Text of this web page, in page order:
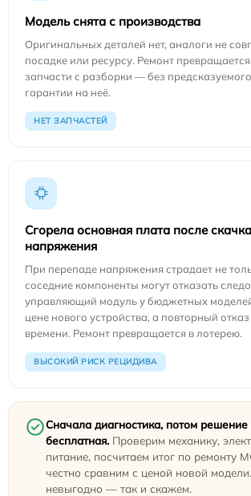
Модель снята с производства
Оригинальных деталей нет, аналоги не
посадке или ресурсу. Ремонт
запчасти с разборки — без
гарантии на неё.
НЕТ ЗАПЧАСТЕЙ
Сгорела основная плата после скачка
напряжения
При перепаде напряжения страдает не
соседние компоненты могут отказать
управляющий модуль у бюджетных
цене нового устройства, а повторный
времени. Ремонт превращается в лотерею.
ВЫСОКИЙ РИСК РЕЦИДИВА
Сначала диагностика, потом
бесплатная. Проверим механику,
питание, посчитаем итог по ремонту
честно сравним с ценой новой
невыгодно — так и скажем.